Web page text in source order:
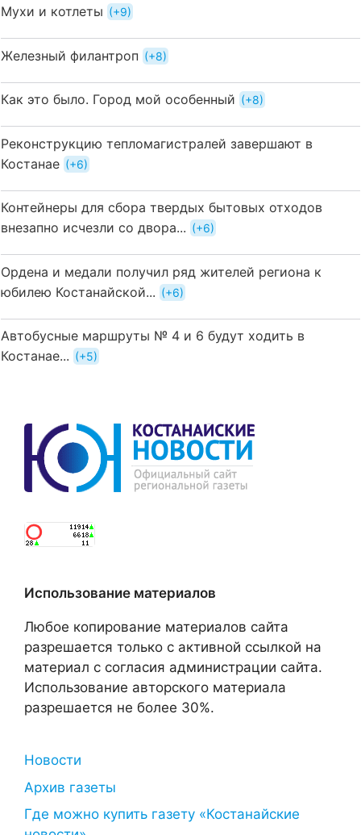
Мухи и котлеты +9
Железный филантроп +8
Как это было. Город мой особенный +8
Реконструкцию тепломагистралей завершают в
Костанае
+6
Контейнеры для сбора твердых бытовых отходов
внезапно исчезли со двора...
+6
Ордена и медали получил ряд жителей региона к
юбилею Костанайской...
+6
Автобусные маршруты № 4 и 6 будут ходить в
Костанае...
+5
Использование материалов
Любое копирование материалов сайта
разрешается только с активной ссылкой на
материал с согласия администрации сайта.
Использование авторского материала
разрешается не более 30%.
Новости
Архив газеты
Где можно купить газету «Костанайские